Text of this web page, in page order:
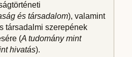
és társadalom), valamint
társadalmi szerepének
(A tudomány mint
hivatás).